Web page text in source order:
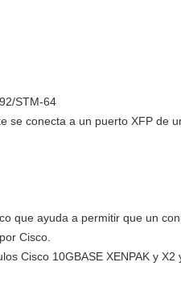
STM-64
se conecta a un puerto XFP de
que ayuda a permitir que un
Cisco.
Cisco 10GBASE XENPAK y